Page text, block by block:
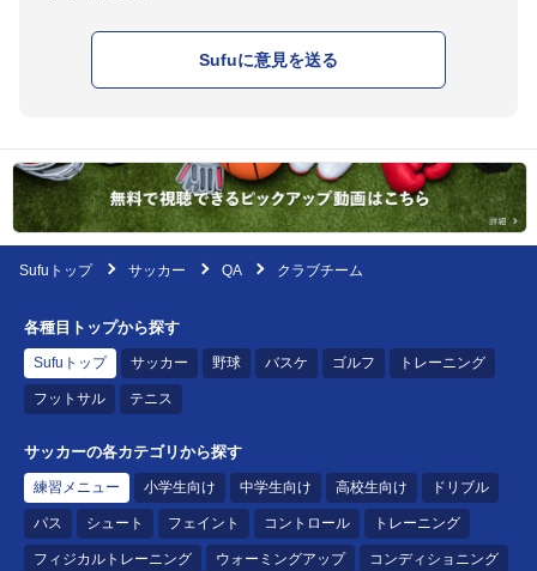
Sufuに意見を送る
Sufuトップ サッカー QA クラブチーム
各種目トップから探す
Sufuトップ サッカー 野球 バスケ ゴルフ トレーニング
フットサル テニス
サッカーの各カテゴリから探す
練習メニュー 小学生向け 中学生向け 高校生向け ドリブル
パス シュート フェイント コントロール トレーニング
フィジカルトレーニング ウォーミングアップ コンディショニング